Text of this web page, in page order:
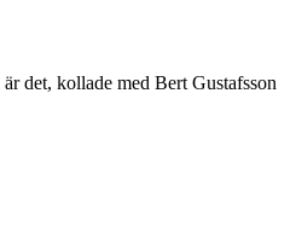
det, kollade med Bert Gustafsson